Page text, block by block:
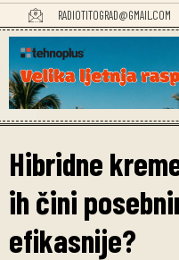
RADIOTITOGRAD@GMAIL.COM
Hibridne
ih čini
efikasnije?